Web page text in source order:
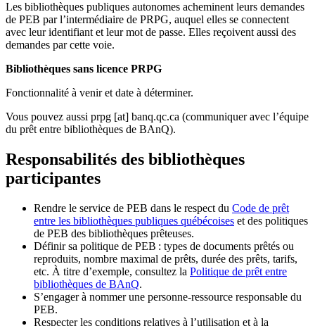
Les bibliothèques publiques autonomes acheminent leurs demandes
de PEB par l’intermédiaire de PRPG, auquel elles se connectent
avec leur identifiant et leur mot de passe. Elles reçoivent aussi des
demandes par cette voie.
Bibliothèques sans licence PRPG
Fonctionnalité à venir et date à déterminer.
Vous pouvez aussi prpg [at] banq.qc.ca (communiquer avec l’équipe
du prêt entre bibliothèques de BAnQ).
Responsabilités des bibliothèques
participantes
Rendre le service de PEB dans le respect du Code de prêt
entre les bibliothèques publiques québécoises et des politiques
de PEB des bibliothèques prêteuses.
Définir sa politique de PEB : types de documents prêtés ou
reproduits, nombre maximal de prêts, durée des prêts, tarifs,
etc. À titre d’exemple, consultez la Politique de prêt entre
bibliothèques de BAnQ.
S’engager à nommer une personne-ressource responsable du
PEB.
Respecter les conditions relatives à l’utilisation et à la